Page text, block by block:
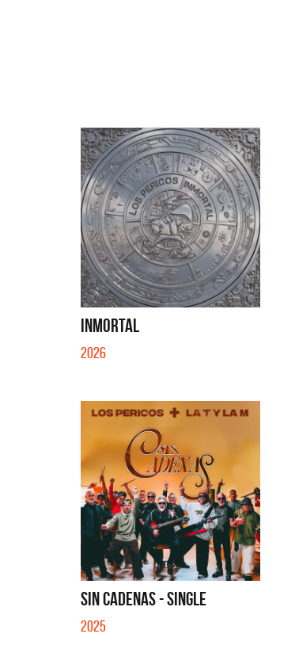
INMORTAL
2026
SIN CADENAS - SINGLE
2025